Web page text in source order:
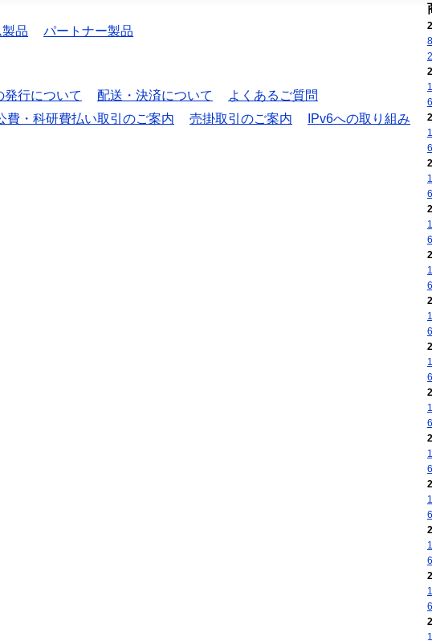
品 パートナー製品
発行について 配送・決済について
よくあるご質問
費・科研費払い取引のご案内 売掛取引のご案内
IPv6への取り組み